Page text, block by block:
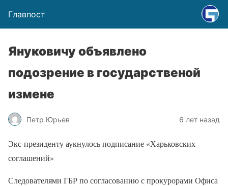
Главпост
Януковичу объявлено
подозрение в государственой
измене
Петр Юрьев 6 лет назад
Экс-президенту аукнулось подписание «Харьковских
соглашений»
Следователями ГБР по согласованию с прокурорами Офиса